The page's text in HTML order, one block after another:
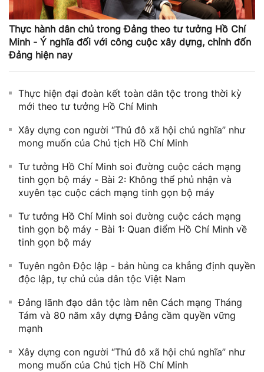
Thực hành dân chủ trong Đảng theo tư tưởng Hồ Chí
Minh - Ý nghĩa đối với công cuộc xây dựng, chỉnh đốn
Đảng hiện nay
Thực hiện đại đoàn kết toàn dân tộc trong thời kỳ
mới theo tư tưởng Hồ Chí Minh
Xây dựng con người “Thủ đô xã hội chủ nghĩa” như
mong muốn của Chủ tịch Hồ Chí Minh
Tư ​tưởng Hồ​ Chí Minh soi đường cuộc cách mạng
tinh gọn bộ máy - ​Bài 2: Không thể phủ nhận và
xuyên tạc​ cuộc cách mạng tinh gọn bộ máy
Tư ​tưởng Hồ​ Chí Minh soi đường cuộc cách mạng
tinh gọn bộ máy - Bài 1: Quan điểm Hồ Chí Minh về
tinh gọn bộ máy
Tuyên ngôn Độc lập - bản hùng ca khẳng định quyền
độc lập, tự chủ của dân tộc Việt Nam
Đảng lãnh đạo dân tộc làm nên Cách mạng Tháng
Tám và 80 năm xây dựng Đảng cầm quyền vững
mạnh
Xây dựng con người “Thủ đô xã hội chủ nghĩa” như
mong muốn của Chủ tịch Hồ Chí Minh